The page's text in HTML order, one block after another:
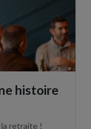
histoire
retraite !